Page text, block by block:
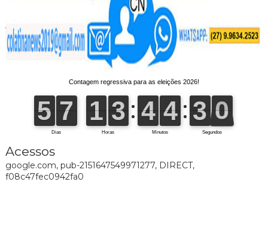
Acessos
google.com, pub-2151647549971277, DIRECT,
f08c47fec0942fa0